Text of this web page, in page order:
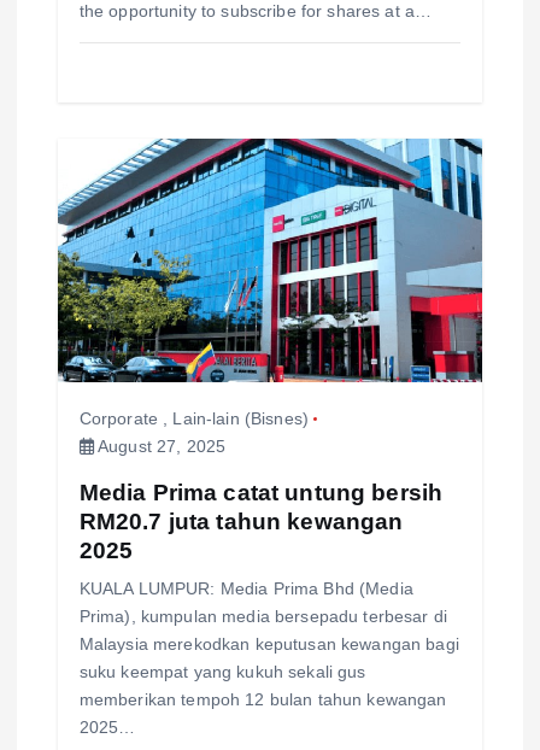
the opportunity to subscribe for shares at a…
Corporate
Lain-lain (Bisnes)
August 27, 2025
Media Prima catat untung bersih
RM20.7 juta tahun kewangan
2025
KUALA LUMPUR: Media Prima Bhd (Media
Prima), kumpulan media bersepadu terbesar di
Malaysia merekodkan keputusan kewangan bagi
suku keempat yang kukuh sekali gus
memberikan tempoh 12 bulan tahun kewangan
2025…